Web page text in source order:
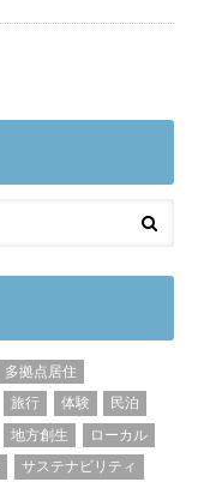
多拠点居住
旅行 体験
民泊
地方創生
ローカル
サステナビリティ